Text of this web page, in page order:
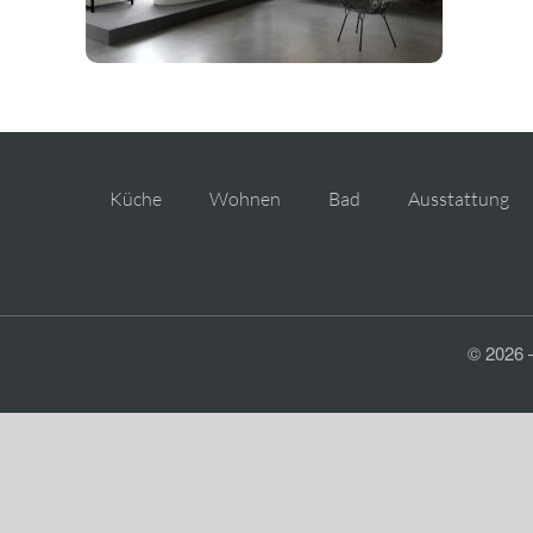
Küche Wohnen Bad Ausstattung
© 2026